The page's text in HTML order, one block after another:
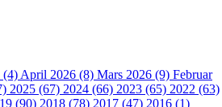
(4)April 2026 (8) Mars 2026 (9) Februar
2025 (67) 2024 (66) 2023 (65) 2022 (63)
(90) 2018 (78) 2017 (47) 2016 (1)